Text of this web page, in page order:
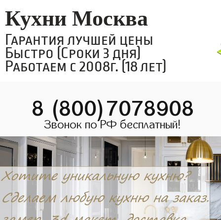
Кухни Москва
Гарантия лучшей цены
Быстро (Сроки 3 дня)
Работаем с 2008г. (18 лет)
8 (800)7078908
Звонок по РФ бесплатный!